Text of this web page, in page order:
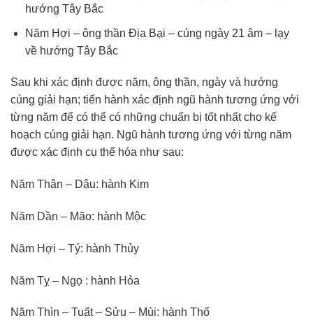
hướng Tây Bắc
Năm Hợi – ông thần Địa Bại – cúng ngày 21 âm – lạy
về hướng Tây Bắc
Sau khi xác định được năm, ông thần, ngày và hướng
cúng giải hạn; tiến hành xác định ngũ hành tương ứng với
từng năm để có thể có những chuẩn bị tốt nhất cho kế
hoạch cúng giải hạn. Ngũ hành tương ứng với từng năm
được xác định cụ thể hóa như sau:
Năm Thân – Dậu: hành Kim
Năm Dần – Mão: hành Mộc
Năm Hợi – Tý: hành Thủy
Năm Tỵ – Ngọ : hành Hỏa
Năm Thìn – Tuất – Sửu – Mùi: hành Thổ